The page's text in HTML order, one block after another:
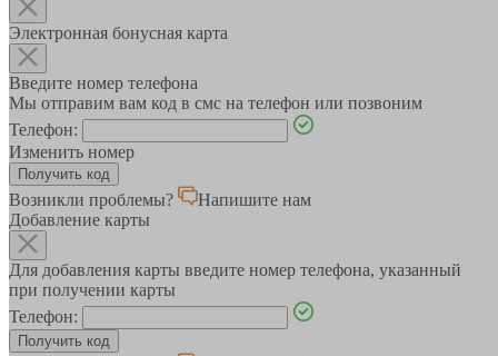
Электронная бонусная карта
Введите номер телефона
Мы отправим вам код в смс на телефон или позвоним
Телефон:
Изменить номер
Возникли проблемы?
Напишите нам
Добавление карты
Для добавления карты введите номер телефона, указанный
при получении карты
Телефон: